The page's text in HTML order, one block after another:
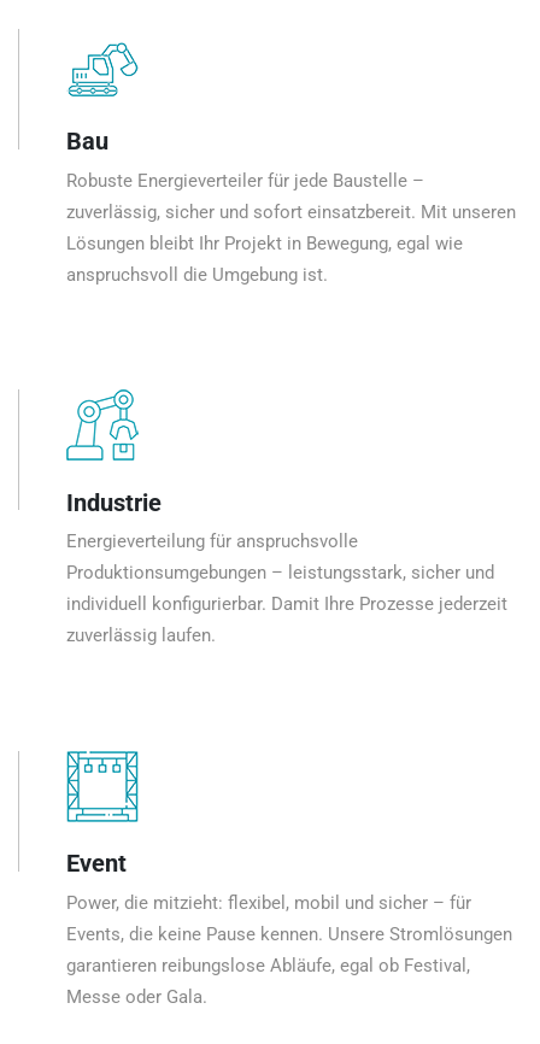
Bau
Robuste Energieverteiler für jede Baustelle –
zuverlässig, sicher und sofort einsatzbereit. Mit unseren
Lösungen bleibt Ihr Projekt in Bewegung, egal wie
anspruchsvoll die Umgebung ist.
Industrie
Energieverteilung für anspruchsvolle
Produktionsumgebungen – leistungsstark, sicher und
individuell konfigurierbar. Damit Ihre Prozesse jederzeit
zuverlässig laufen.
Event
Power, die mitzieht: flexibel, mobil und sicher – für
Events, die keine Pause kennen. Unsere Stromlösungen
garantieren reibungslose Abläufe, egal ob Festival,
Messe oder Gala.